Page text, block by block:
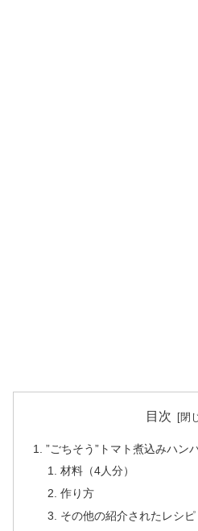
目次
”ごちそう”トマト煮込みハン
材料（4人分）
作り方
その他の紹介されたレシピ